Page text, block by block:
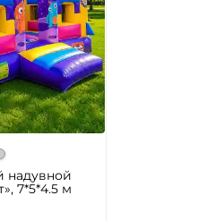
надувной
7*5*4.5 м